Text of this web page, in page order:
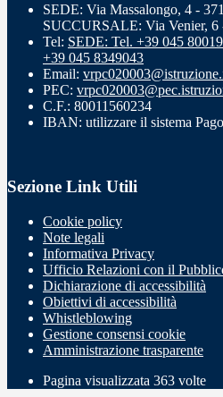
SEDE: Via Massalongo, 4 -
SUCCURSALE: Via Venier, 6
Tel: SEDE: Tel. +39 045
+39 045 8349043
Email:
PEC:
C.F.: 80011560234
IBAN: utilizzare il sistema
Sezione Link Utili
Cookie policy
Note legali
Informativa Privacy
Ufficio Relazioni con il
Dichiarazione di accessibilità
Obiettivi di accessibilità
Whistleblowing
Gestione consensi cookie
Amministrazione trasparente
Pagina visualizzata 363 volte